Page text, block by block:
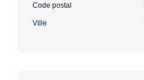
Code postal
Ville